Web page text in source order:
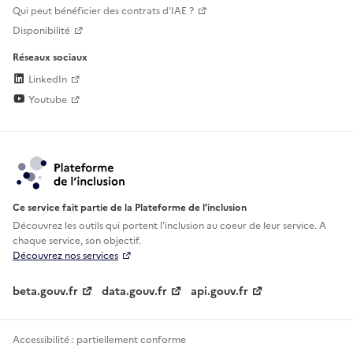
Qui peut bénéficier des contrats d'IAE ?
Disponibilité
Réseaux sociaux
LinkedIn
Youtube
Ce service fait partie de la Plateforme de l’inclusion
Découvrez les outils qui portent l'inclusion aucoeur de leur service. A
chaque service, son objectif.
Découvrez nos services
beta.gouv.fr data.gouv.fr api.gouv.fr
Accessibilité : partiellement conforme